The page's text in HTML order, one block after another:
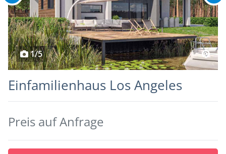
1/5
Einfamilienhaus Los Angeles
Preis auf Anfrage